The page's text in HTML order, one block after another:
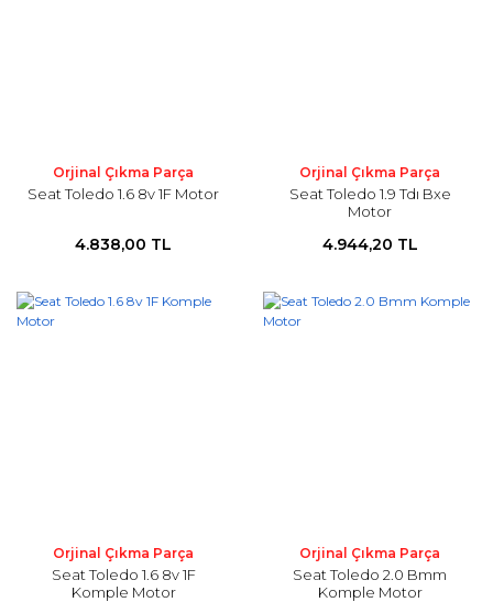
Orjinal Çıkma Parça
Seat Toledo 1.6 8v 1F Motor
4.838,00 TL
Orjinal Çıkma Parça
Seat Toledo 1.9 Tdı Bxe
Motor
4.944,20 TL
Orjinal Çıkma Parça
Seat Toledo 1.6 8v 1F
Komple Motor
Orjinal Çıkma Parça
Seat Toledo 2.0 Bmm
Komple Motor